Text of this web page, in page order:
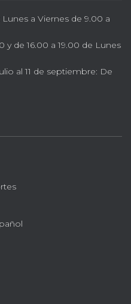
a Viernes de 9.00 a
y de 16.00 a 19.00 de Lunes
al 11 de septiembre: De